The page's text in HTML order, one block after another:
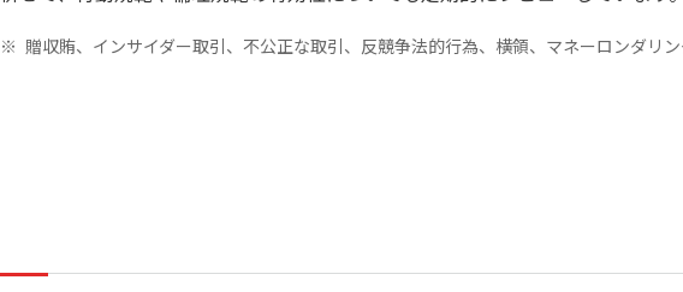
贈収賄、インサイダー取引、不公正な取引、反競争法的行為、横領、マネーロンダリ